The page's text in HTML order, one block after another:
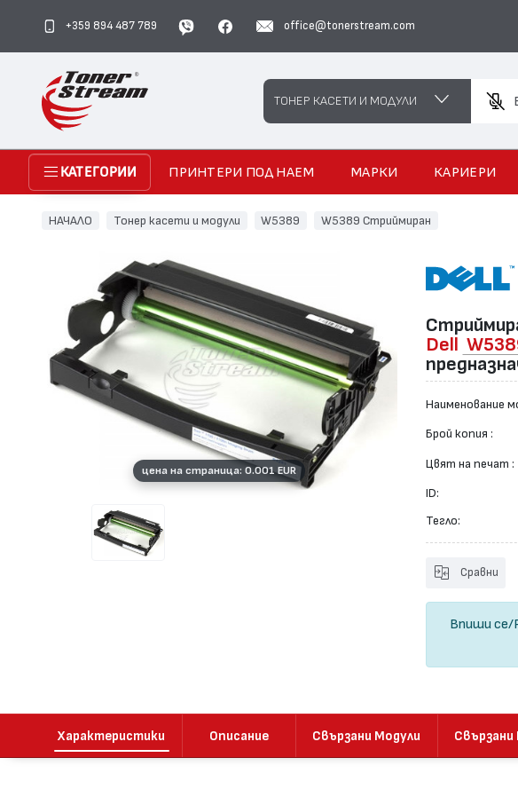
+359 894 487 789 office@tonerstream.com
Search
ТОНЕР КАСЕТИ И МОДУЛИ
КАТЕГОРИИ ПРИНТЕРИ ПОД НАЕМ МАРКИ КАРИЕРИ
НАЧАЛО Тонер касети и модули W5389 W5389 Стриймиран
цена на страница: 0.001 EUR
Dell
Наименование
Брой копия :
Цвят на печат :
ID:
Тегло:
Сравни
Впиши се/
Характеристики Описание Свързани Модули